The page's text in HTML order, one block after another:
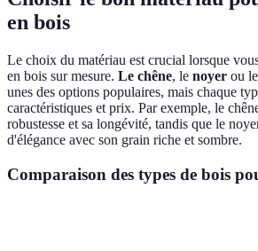
en bois
Le choix du matériau est crucial lorsque
en bois sur mesure. Le chêne, le noyer ou le
unes des options populaires, mais chaque
caractéristiques et prix. Par exemple, le
robustesse et sa longévité, tandis que le
d'élégance avec son grain riche et sombre.
Comparaison des types de bois